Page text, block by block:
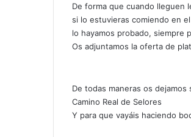
De forma que cuando lleguen
si lo estuvieras comiendo en
lo hayamos probado, siempre
Os adjuntamos la oferta de
De todas maneras os
Camino Real de Selores
Y para que vayáis haciendo